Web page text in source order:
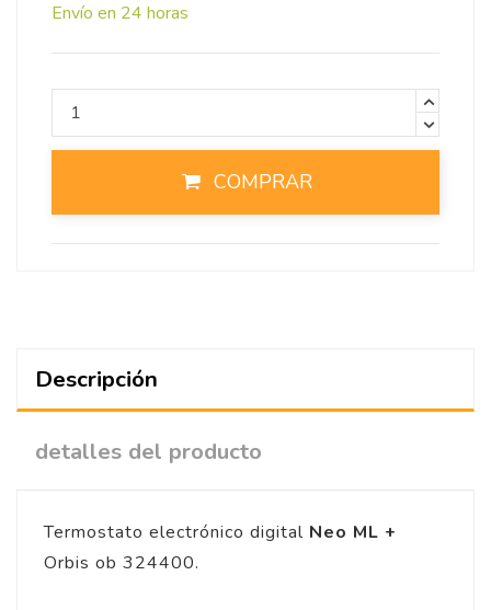
Envío en 24 horas
COMPRAR
Descripción
detalles del producto
Termostato electrónico digital Neo ML +
Orbis ob 324400.